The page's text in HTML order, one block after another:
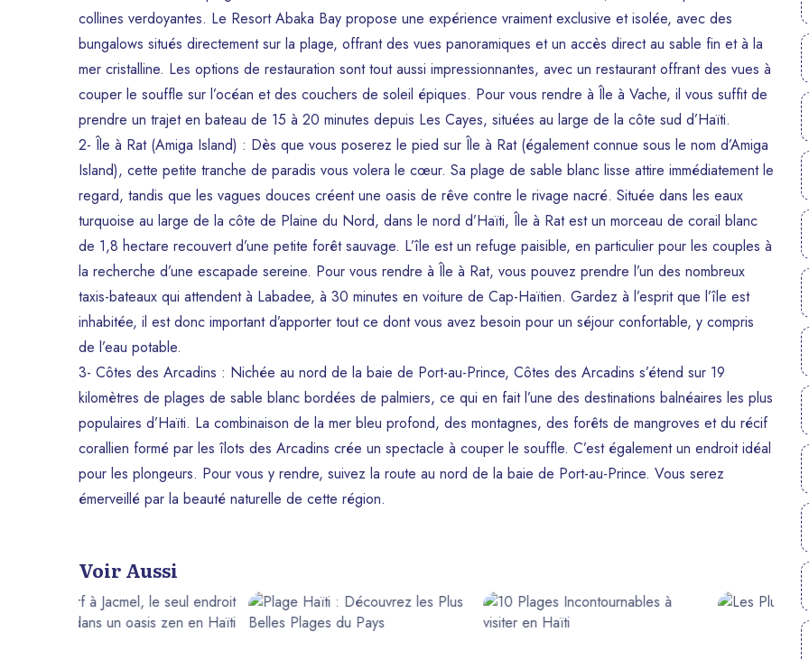
collines verdoyantes. Le Resort Abaka Bay propose une expérience vraiment exclusive et isolée, avec des
bungalows situés directement sur la plage, offrant des vues panoramiques et un accès direct au sable fin et à la
mer cristalline. Les options de restauration sont tout aussi impressionnantes, avec un restaurant offrant des vues à
couper le souffle sur l’océan et des couchers de soleil épiques. Pour vous rendre à Île à Vache, il vous suffit de
prendre un trajet en bateau de 15 à 20 minutes depuis Les Cayes, situées au large de la côte sud d’Haïti.
2- Île à Rat (Amiga Island) : Dès que vous poserez le pied sur Île à Rat (également connue sous le nom d’Amiga
Island), cette petite tranche de paradis vous volera le cœur. Sa plage de sable blanc lisse attire immédiatement le
regard, tandis que les vagues douces créent une oasis de rêve contre le rivage nacré. Située dans les eaux
turquoise au large de la côte de Plaine du Nord, dans le nord d’Haïti, Île à Rat est un morceau de corail blanc
de 1,8 hectare recouvert d’une petite forêt sauvage. L’île est un refuge paisible, en particulier pour les couples à
la recherche d’une escapade sereine. Pour vous rendre à Île à Rat, vous pouvez prendre l’un des nombreux
taxis-bateaux qui attendent à Labadee, à 30 minutes en voiture de Cap-Haïtien. Gardez à l’esprit que l’île est
inhabitée, il est donc important d’apporter tout ce dont vous avez besoin pour un séjour confortable, y compris
de l’eau potable.
3- Côtes des Arcadins : Nichée au nord de la baie de Port-au-Prince, Côtes des Arcadins s’étend sur 19
kilomètres de plages de sable blanc bordées de palmiers, ce qui en fait l’une des destinations balnéaires les plus
populaires d’Haïti. La combinaison de la mer bleu profond, des montagnes, des forêts de mangroves et du récif
corallien formé par les îlots des Arcadins crée un spectacle à couper le souffle. C’est également un endroit idéal
pour les plongeurs. Pour vous y rendre, suivez la route au nord de la baie de Port-au-Prince. Vous serez
émerveillé par la beauté naturelle de cette région.
Voir Aussi